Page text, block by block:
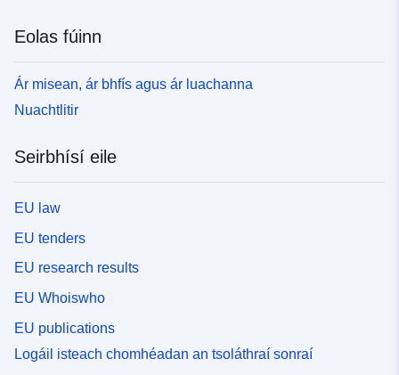
Eolas fúinn
Ár misean, ár bhfís agus ár luachanna
Nuachtlitir
Seirbhísí eile
EU law
EU tenders
EU research results
EU Whoiswho
EU publications
Logáil isteach chomhéadan an tsoláthraí sonraí